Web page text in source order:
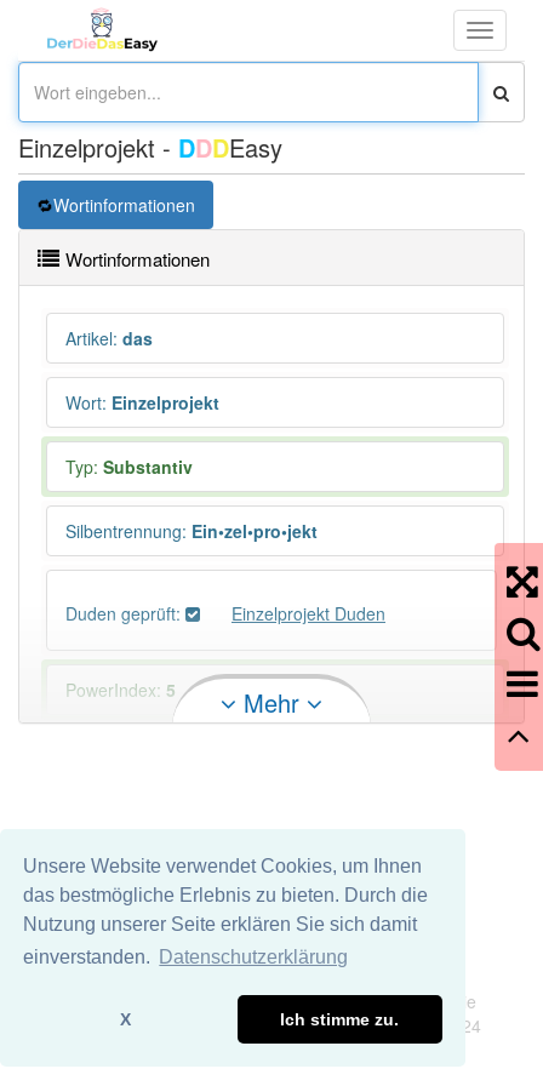
Unsere Website verwendet Cookies, um Ihnen
das bestmögliche Erlebnis zu bieten. Durch die
Nutzung unserer Seite erklären Sie sich damit
einverstanden.
Datenschutzerklärung
X Ich stimme zu.
Toggle
Einzelprojekt - DDDEasy
Wortinformationen
Wortinformationen
Artikel: das
Wort: Einzelprojekt
Typ: Substantiv
Silbentrennung: Ein•zel•pro•jekt
Duden geprüft: Einzelprojekt Duden
PowerIndex: 5
Wörter mit Endung -einzelprojekt
aber mit einem
anderen Artikeldas: 0
87% unserer Spielapp-Nutzer haben den Artikel
Mehr
Wir übernehmen keine Garantie und keine Haftung für die
Richtigkeit und Vollständigkeit dieser Seite. DDDEasy 2024